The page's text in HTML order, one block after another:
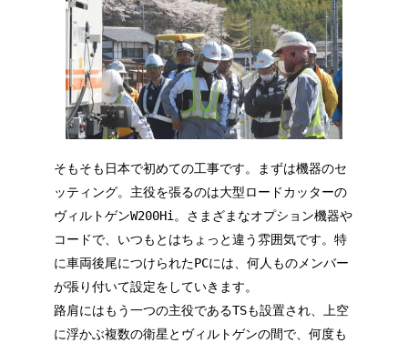
そもそも日本で初めての工事です。まずは機器のセ
ッティング。主役を張るのは大型ロードカッターの
ヴィルトゲンW200Hi。さまざまなオプション機器や
コードで、いつもとはちょっと違う雰囲気です。特
に車両後尾につけられたPCには、何人ものメンバー
が張り付いて設定をしていきます。
路肩にはもう一つの主役であるTSも設置され、上空
に浮かぶ複数の衛星とヴィルトゲンの間で、何度も